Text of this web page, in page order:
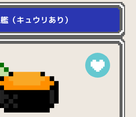
（キュウリあり）